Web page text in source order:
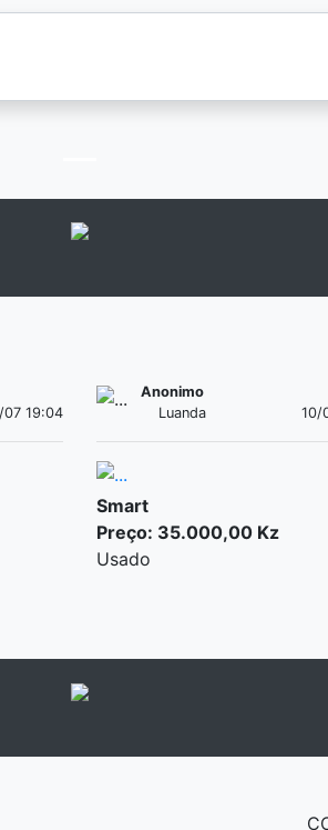
07 19:04
Anonimo
Luanda
10/
Smart
Preço: 35.000,00 Kz
Usado